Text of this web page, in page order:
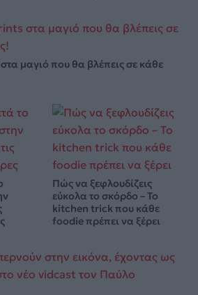
μαγιό που θα βλέπεις σε κάθε
Πώς να ξεφλουδίζεις
εύκολα το σκόρδο – Το
kitchen trick που κάθε
foodie πρέπει να ξέρει